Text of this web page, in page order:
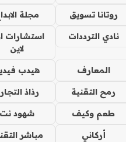
روتانا تسويق مجلة
نادي الترددات
استشارات
لاين
المعارف هيدب
رمح التقنية رذاذ
طعم وكيف شهود نت
أركاني مباشر